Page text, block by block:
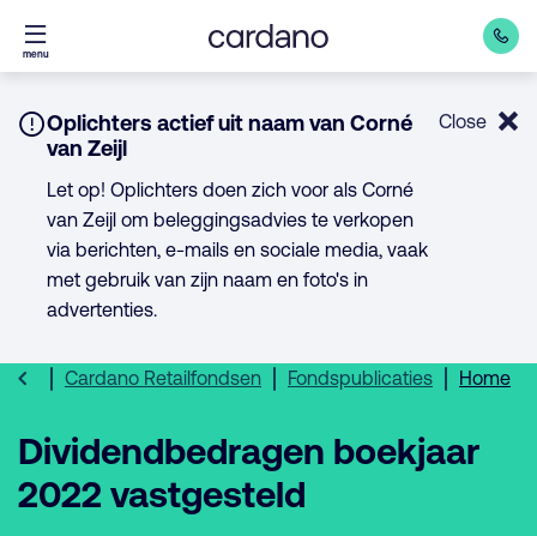
Direct
naar
menu
Notice:
Oplichters actief uit naam van Corné
van Zeijl
Let op! Oplichters doen zich voor als Corné
van Zeijl om beleggingsadvies te verkopen
via berichten, e-mails en sociale media, vaak
met gebruik van zijn naam en foto's in
advertenties.
Close
Home
Fondspublicaties
Cardano Retailfondsen
Dividendbedragen boekjaar
2022 vastgesteld